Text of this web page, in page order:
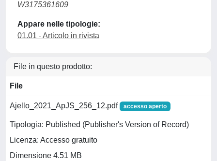
W3175361609
Appare nelle tipologie:
01.01 - Articolo in rivista
File in questo prodotto:
File
Ajello_2021_ApJS_256_12.pdf accesso aperto
Tipologia: Published (Publisher's Version of Record)
Licenza: Accesso gratuito
Dimensione 4.51 MB